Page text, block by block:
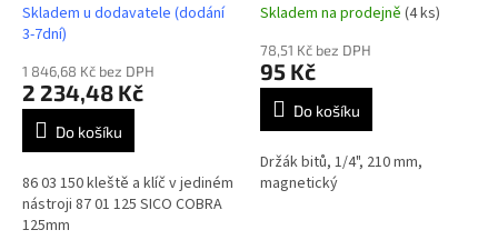
Skladem u dodavatele (dodání
3-7dní)
1 846,68 Kč bez DPH
2 234,48 Kč
Do košíku
86 03 150 kleště a klíč v jediném
nástroji 87 01 125 SICO COBRA
125mm
Skladem na prodejně (4 ks)
78,51 Kč bez DPH
95 Kč
Do košíku
Držák bitů, 1/4", 210 mm,
magnetický